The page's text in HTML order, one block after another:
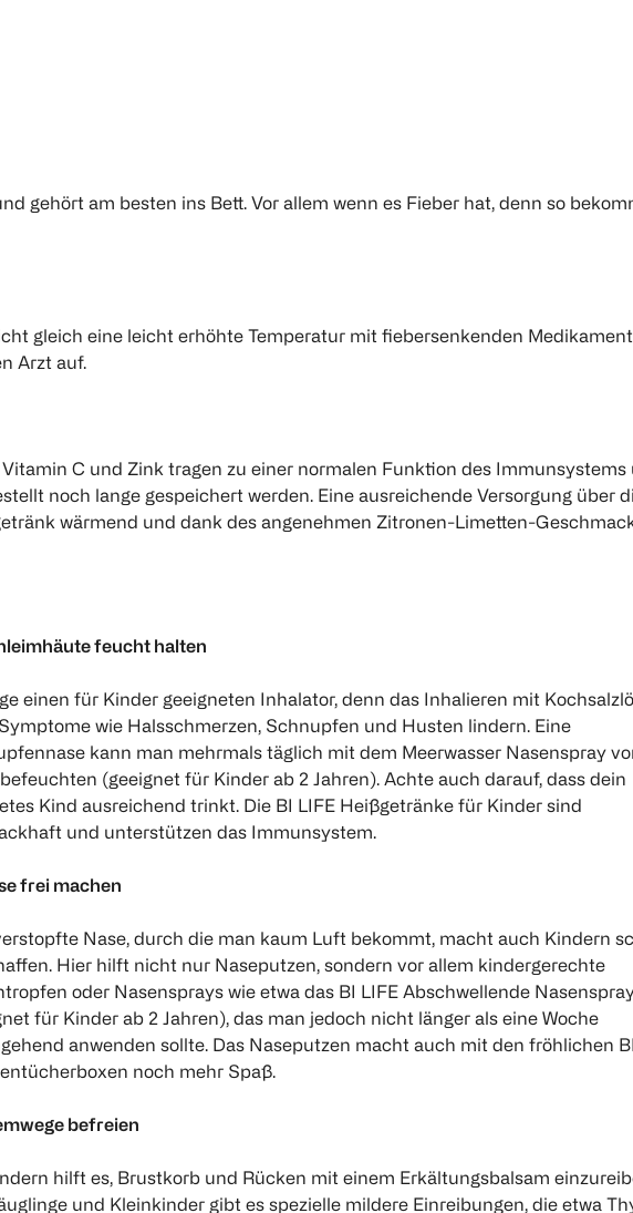
gehört am besten ins Bett. Vor allem wenn es Fieber hat, denn so
gleich eine leicht erhöhte Temperatur mit fiebersenkenden
Arzt auf.
C und Zink tragen zu einer normalen Funktion des Immunsystems
noch lange gespeichert werden. Eine ausreichende Versorgung über
wärmend und dank des angenehmen Zitronen-Limetten-
feucht halten
einen für Kinder geeigneten Inhalator, denn das Inhalieren mit
wie Halsschmerzen, Schnupfen und Husten lindern. Eine
kann man mehrmals täglich mit dem Meerwasser Nasenspray
(geeignet für Kinder ab 2 Jahren). Achte auch darauf, dass dein
Kind ausreichend trinkt. Die BI LIFE Heißgetränke für Kinder sind
und unterstützen das Immunsystem.
frei machen
Nase, durch die man kaum Luft bekommt, macht auch Kindern
Hier hilft nicht nur Naseputzen, sondern vor allem kindergerechte
oder Nasensprays wie etwa das BI LIFE Abschwellende
für Kinder ab 2 Jahren), das man jedoch nicht länger als eine Woche
anwenden sollte. Das Naseputzen macht auch mit den fröhlichen
noch mehr Spaß.
befreien
hilft es, Brustkorb und Rücken mit einem Erkältungsbalsam
und Kleinkinder gibt es spezielle mildere Einreibungen, die etwa